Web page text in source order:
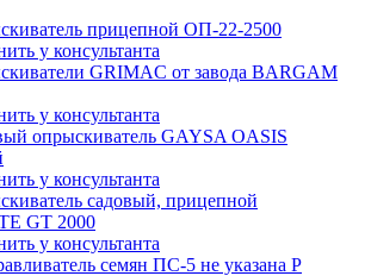
прицепной ОП-22-2500
у консультанта
GRIMAC от завода BARGAM
у консультанта
опрыскиватель GAYSA OASIS
у консультанта
садовый, прицепной
GT 2000
у консультанта
семян ПС-5 не указана Р